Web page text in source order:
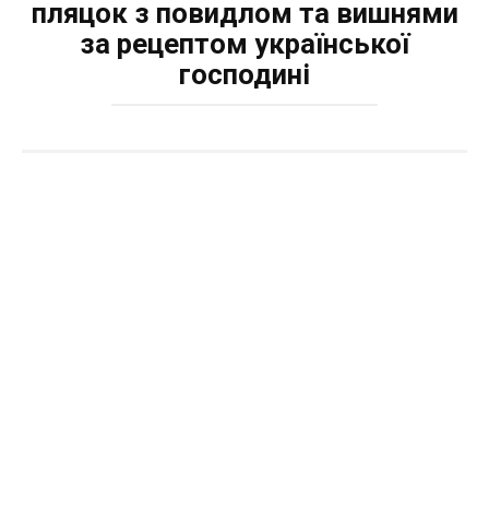
пляцок з повидлом та вишнями
за рецептом української
господині